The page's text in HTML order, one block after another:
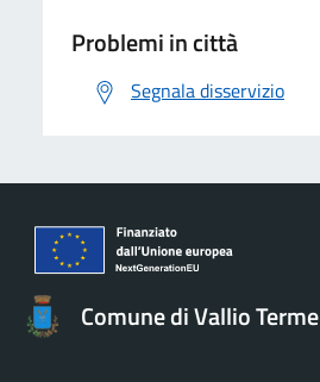
Problemi in città
Segnala disservizio
Comune di Vallio Terme